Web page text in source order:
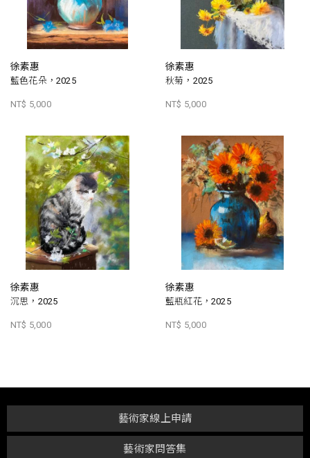
徐素惠
藍色花朵，2025
NT$ 5,000
徐素惠
秋菊，2025
NT$ 5,000
徐素惠
沉思，2025
NT$ 5,000
徐素惠
藍瓶紅花，2025
NT$ 5,000
藝術家問答集
藝術家線上申請